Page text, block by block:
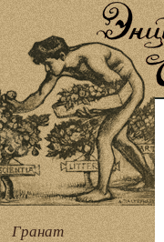
Гранат